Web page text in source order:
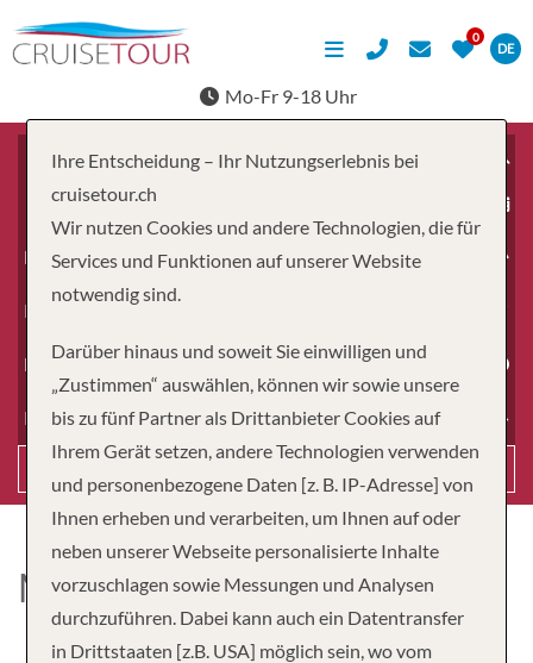
DE
Mo-Fr 9-18 Uhr
Erwachsene
Kinder
Dauer
Reiseart
MIGUEL TORGA
Ihre Entscheidung – Ihr Nutzungserlebnis bei
cruisetour.ch
Wir nutzen Cookies und andere Technologien, die für
Services und Funktionen auf unserer Website
notwendig sind.
Darüber hinaus und soweit Sie einwilligen und
„Zustimmen“ auswählen, können wir sowie unsere
bis zu fünf Partner als Drittanbieter Cookies auf
Ihrem Gerät setzen, andere Technologien verwenden
und personenbezogene Daten [z. B. IP-Adresse] von
Ihnen erheben und verarbeiten, um Ihnen auf oder
neben unserer Webseite personalisierte Inhalte
vorzuschlagen sowie Messungen und Analysen
durchzuführen. Dabei kann auch ein Datentransfer
in Drittstaaten [z.B. USA] möglich sein, wo vom